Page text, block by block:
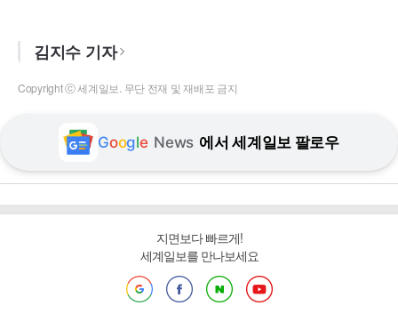
김지수 기자
Copyright ⓒ 세계일보. 무단 전재 및 재배포 금지
Google News 에서 세계일보 팔로우
지면보다 빠르게!
세계일보를 만나보세요